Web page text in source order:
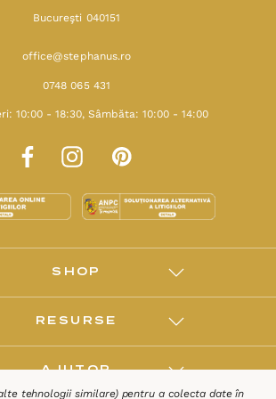
Bucureşti 040151
office@stephanus.ro
0748 065 431
10:00 - 18:30, Sâmbăta: 10:00 - 14:00
SHOP
RESURSE
AJUTOR
tehnologii similare) pentru a colecta date în